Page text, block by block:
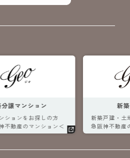
分譲マンション
ションをお探しの方
不動産のマンション＜
新
新築戸建・土
急阪神不動産
へ。